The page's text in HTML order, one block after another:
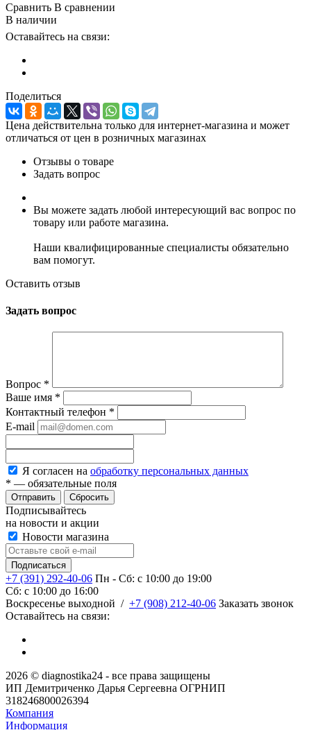
Сравнить В сравнении
В наличии
Оставайтесь на связи:
Поделиться
Цена действительна только для интернет-магазина и может
отличаться от цен в розничных магазинах
Отзывы о товаре
Задать вопрос
Вы можете задать любой интересующий вас вопрос по
товару или работе магазина.
Наши квалифицированные специалисты обязательно
вам помогут.
Оставить отзыв
Задать вопрос
Вопрос *
Ваше имя *
Контактный телефон *
E-mail
Я согласен на обработку персональных данных
* — обязательные поля
Сбросить
Подписывайтесь
на новости и акции
Новости магазина
+7 (391) 292-40-06 Пн - Сб: c 10:00 до 19:00
Сб: c 10:00 до 16:00
​Воскресенье выходной / +7 (908) 212-40-06 Заказать звонок
Оставайтесь на связи:
2026 © diagnostika24 - все права защищены
ИП Демитриченко Дарья Сергеевна ОГРНИП
318246800026394
Компания
Информация